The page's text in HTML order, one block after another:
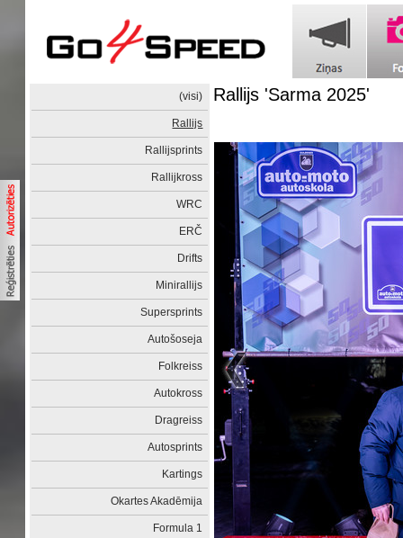
(visi)
Rallijs
Rallijsprints
Rallijkross
WRC
ERČ
Drifts
Minirallijs
Supersprints
Autošoseja
Folkreiss
Autokross
Dragreiss
Autosprints
Kartings
Okartes Akadēmija
Formula 1
Rallijs 'Sarma 2025'